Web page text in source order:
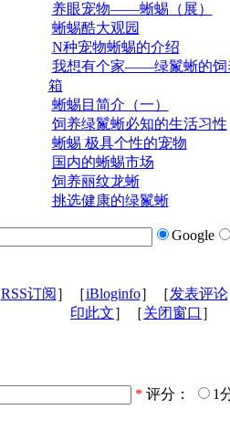
养眼宠物——蜥蜴（展）
蜥蜴酷大观园
N种宠物蜥蜴的介绍
我想有个家——绿鬣蜥的饲
箱
蜥蜴目简介（一）
饲养绿鬣蜥必知的生活习性
蜥蜴 极具个性的宠物
国内的蜥蜴市场
饲养丽纹龙蜥
挑选健康的绿鬣蜥
Google
RSS订阅 ］［iBloginfo］［发表评论
印此文］［关闭窗口 ］
* 评分：
1